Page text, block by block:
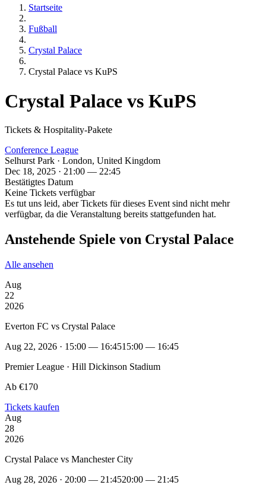
Startseite
Fußball
Crystal Palace
Crystal Palace vs KuPS
Crystal Palace vs KuPS
Tickets & Hospitality-Pakete
Conference League
Selhurst Park · London, United Kingdom
Dec 18, 2025 · 21:00 — 22:45
Bestätigtes Datum
Keine Tickets verfügbar
Es tut uns leid, aber Tickets für dieses Event sind nicht mehr
verfügbar, da die Veranstaltung bereits stattgefunden hat.
Anstehende Spiele von Crystal Palace
Alle ansehen
Aug
22
2026
Everton FC vs Crystal Palace
Aug 22, 2026 · 15:00 — 16:4515:00 — 16:45
Premier League · Hill Dickinson Stadium
Ab €170
Tickets kaufen
Aug
28
2026
Crystal Palace vs Manchester City
Aug 28, 2026 · 20:00 — 21:4520:00 — 21:45